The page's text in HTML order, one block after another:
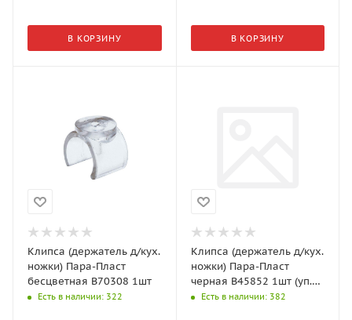
В КОРЗИНУ В КОРЗИНУ
Клипса (держатель д/кух.
ножки) Пара-Пласт
бесцветная В70308 1шт
Есть в наличии: 322
Клипса (держатель д/кух.
ножки) Пара-Пласт
черная В45852 1шт (уп.
150шт)
Есть в наличии: 382